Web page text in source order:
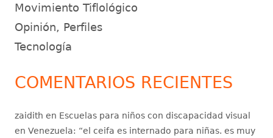
Movimiento Tiflológico
Opinión, Perfiles
Tecnología
COMENTARIOS RECIENTES
zaidith en Escuelas para niños con discapacidad visual
en Venezuela: “el ceifa es internado para niñas. es muy